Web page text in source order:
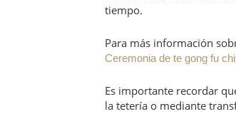
tiempo.
Para más información
Ceremonia de te gong fu
Es importante recordar
la tetería o mediante